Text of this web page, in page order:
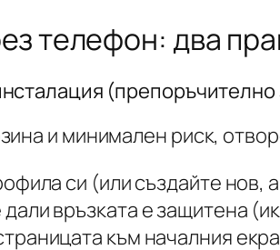
телефон: два
и минимален риск,
си (или създайте нов,
връзката е защитена
към началния